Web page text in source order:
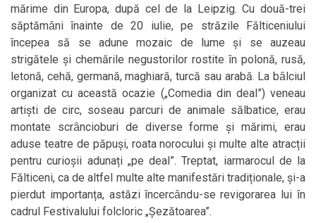
mărime din Europa, după cel de la Leipzig. Cu două-trei
săptămȃni ȋnainte de 20 iulie, pe străzile Fălticeniului
ȋncepea să se adune mozaic de lume și se auzeau
strigătele și chemările negustorilor rostite ȋn polonă, rusă,
letonă, cehă, germană, maghiară, turcă sau arabă. La bȃlciul
organizat cu această ocazie („Comedia din deal”) veneau
artiști de circ, soseau parcuri de animale sălbatice, erau
montate scrȃncioburi de diverse forme și mărimi, erau
aduse teatre de păpuși, roata norocului și multe alte atracții
pentru curioșii adunați „pe deal”. Treptat, iarmarocul de la
Fălticeni, ca de altfel multe alte manifestări tradiționale, și-a
pierdut importanța, astăzi ȋncercȃndu-se revigorarea lui ȋn
cadrul Festivalului folcloric „Șezătoarea”.